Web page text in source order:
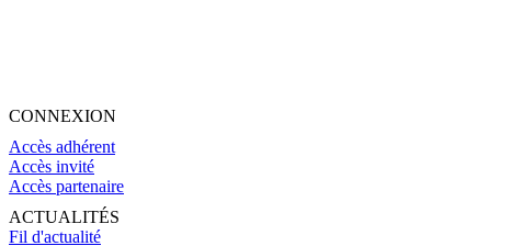
CONNEXION
Accès adhérent
Accès invité
Accès partenaire
ACTUALITÉS
Fil d'actualité